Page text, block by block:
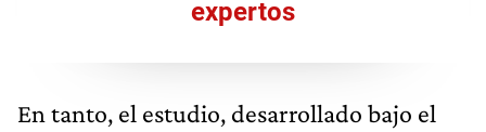
expertos
En tanto, el estudio, desarrollado bajo el